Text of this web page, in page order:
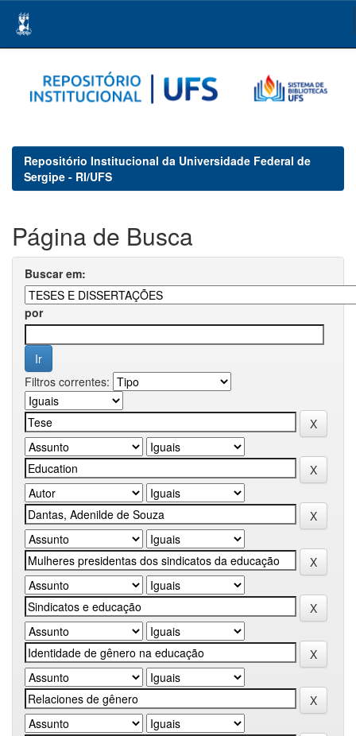
navigation
Repositório Institucional da Universidade Federal de
Sergipe - RI/UFS
Página de Busca
Buscar em:
por
Filtros correntes: